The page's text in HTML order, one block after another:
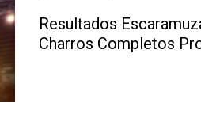
Resultados
Charros Completos